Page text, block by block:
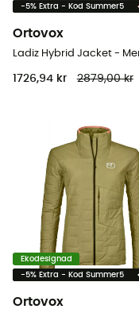
-5% Extra - Kod Summer5
Ortovox
1726,94 kr 2879,00 kr
Ekodesignad
-5% Extra - Kod Summer5
Ortovox